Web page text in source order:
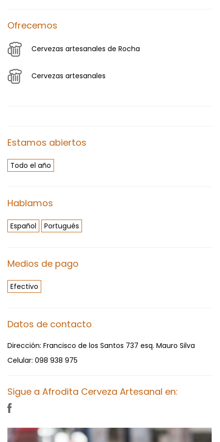
Ofrecemos
Cervezas artesanales de Rocha
Cervezas artesanales
Estamos abiertos
Todo el año
Hablamos
Español Portugués
Medios de pago
Efectivo
Datos de contacto
Dirección: Francisco de los Santos 737 esq. Mauro Silva
Celular: 098 938 975
Sigue a Afrodita Cerveza Artesanal en: